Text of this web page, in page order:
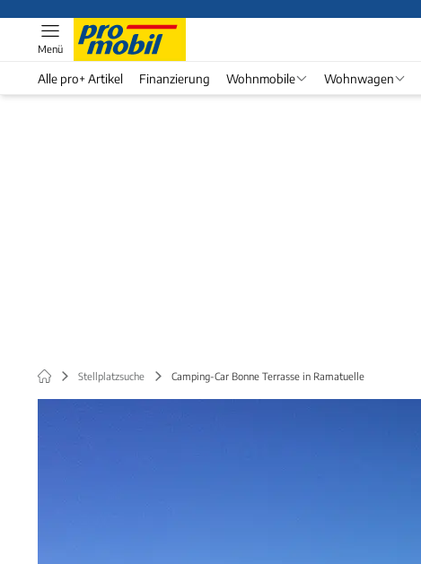
Menü
Alle pro+ Artikel Finanzierung Wohnmobile Wohnwagen
Stellplatzsuche Camping-Car Bonne Terrasse in Ramatuelle